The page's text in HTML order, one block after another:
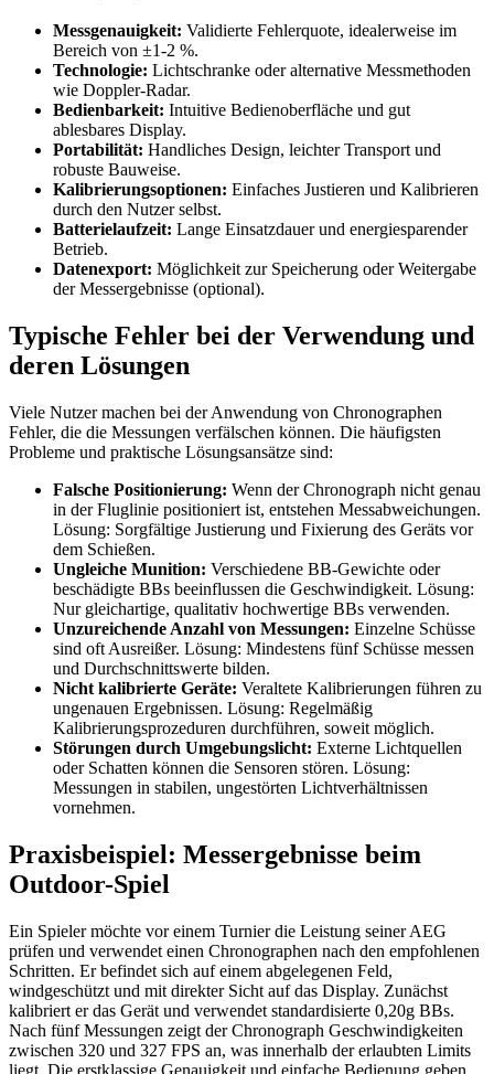
Messgenauigkeit: Validierte Fehlerquote, idealerweise im
Bereich von ±1-2 %.
Technologie: Lichtschranke oder alternative Messmethoden
wie Doppler-Radar.
Bedienbarkeit: Intuitive Bedienoberfläche und gut
ablesbares Display.
Portabilität: Handliches Design, leichter Transport und
robuste Bauweise.
Kalibrierungsoptionen: Einfaches Justieren und Kalibrieren
durch den Nutzer selbst.
Batterielaufzeit: Lange Einsatzdauer und energiesparender
Betrieb.
Datenexport: Möglichkeit zur Speicherung oder Weitergabe
der Messergebnisse (optional).
Typische Fehler bei der Verwendung und
deren Lösungen
Viele Nutzer machen bei der Anwendung von Chronographen
Fehler, die die Messungen verfälschen können. Die häufigsten
Probleme und praktische Lösungsansätze sind:
Falsche Positionierung: Wenn der Chronograph nicht genau
in der Fluglinie positioniert ist, entstehen Messabweichungen.
Lösung: Sorgfältige Justierung und Fixierung des Geräts vor
dem Schießen.
Ungleiche Munition: Verschiedene BB-Gewichte oder
beschädigte BBs beeinflussen die Geschwindigkeit. Lösung:
Nur gleichartige, qualitativ hochwertige BBs verwenden.
Unzureichende Anzahl von Messungen: Einzelne Schüsse
sind oft Ausreißer. Lösung: Mindestens fünf Schüsse messen
und Durchschnittswerte bilden.
Nicht kalibrierte Geräte: Veraltete Kalibrierungen führen zu
ungenauen Ergebnissen. Lösung: Regelmäßig
Kalibrierungsprozeduren durchführen, soweit möglich.
Störungen durch Umgebungslicht: Externe Lichtquellen
oder Schatten können die Sensoren stören. Lösung:
Messungen in stabilen, ungestörten Lichtverhältnissen
vornehmen.
Praxisbeispiel: Messergebnisse beim
Outdoor-Spiel
Ein Spieler möchte vor einem Turnier die Leistung seiner AEG
prüfen und verwendet einen Chronographen nach den empfohlenen
Schritten. Er befindet sich auf einem abgelegenen Feld,
windgeschützt und mit direkter Sicht auf das Display. Zunächst
kalibriert er das Gerät und verwendet standardisierte 0,20g BBs.
Nach fünf Messungen zeigt der Chronograph Geschwindigkeiten
zwischen 320 und 327 FPS an, was innerhalb der erlaubten Limits
liegt. Die erstklassige Genauigkeit und einfache Bedienung geben